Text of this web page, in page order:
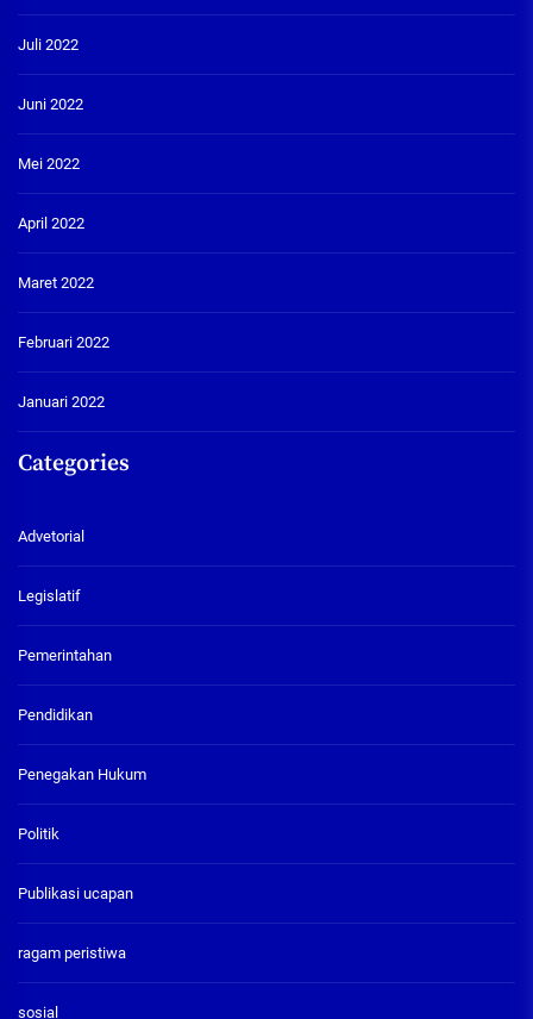
Juli 2022
Juni 2022
Mei 2022
April 2022
Maret 2022
Februari 2022
Januari 2022
Categories
Advetorial
Legislatif
Pemerintahan
Pendidikan
Penegakan Hukum
Politik
Publikasi ucapan
ragam peristiwa
sosial